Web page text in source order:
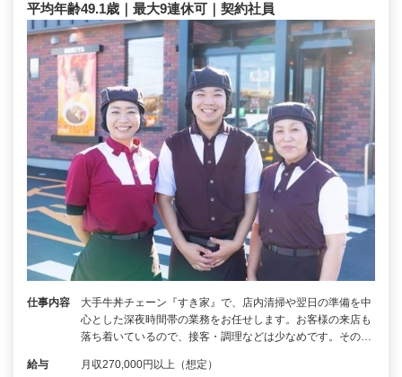
平均年齢49.1歳｜最大9連休可｜契約社員
仕事内容
大手牛丼チェーン『すき家』で、店内清掃や翌日の準備を中
心とした深夜時間帯の業務をお任せします。お客様の来店も
落ち着いているので、接客・調理などは少なめです。その…
給与 月収270,000円以上（想定）